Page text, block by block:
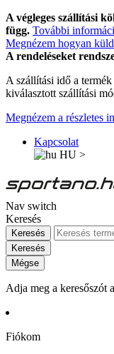
A végleges szállítási
függ. További
Megnézem hogyan
A rendeléseket
A szállítási idő a
kiválasztott szállítási
Megnézem a részletes
Kapcsolat
HU >
Nav switch
Keresés
Keresés
Keresés
Mégse
Adja meg a keresőszót
Fiókom